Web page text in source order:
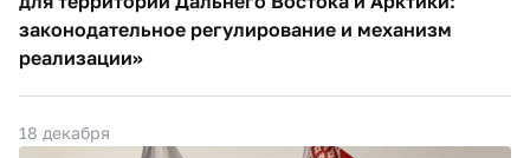
законодательное регулирование и механизм
реализации»
18 декабря